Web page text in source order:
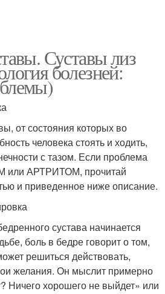
Суставы лиз
болезней:
от состояния которых во
человека стоять и ходить,
с тазом. Если проблема
АРТРИТОМ, прочитай
и приведенное ниже описание.
сустава начинается
боль в бедре говорит о том,
решиться действовать,
желания. Он мыслит примерно
Ничего хорошего не выйдет» или